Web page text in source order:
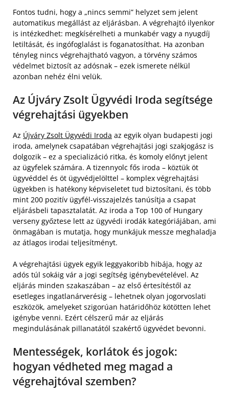
Fontos tudni, hogy a „nincs semmi” helyzet sem jelent
automatikus megállást az eljárásban. A végrehajtó ilyenkor
is intézkedhet: megkísérelheti a munkabér vagy a nyugdíj
letiltását, és ingófoglalást is foganatosíthat. Ha azonban
tényleg nincs végrehajtható vagyon, a törvény számos
védelmet biztosít az adósnak – ezek ismerete nélkül
azonban nehéz élni velük.
Az Újváry Zsolt Ügyvédi Iroda segítsége
végrehajtási ügyekben
Az Újváry Zsolt Ügyvédi Iroda az egyik olyan budapesti jogi
iroda, amelynek csapatában végrehajtási jogi szakjogász is
dolgozik – ez a specializáció ritka, és komoly előnyt jelent
az ügyfelek számára. A tizennyolc fős iroda – köztük öt
ügyvéddel és öt ügyvédjelölttel – komplex végrehajtási
ügyekben is hatékony képviseletet tud biztosítani, és több
mint 200 pozitív ügyfél-visszajelzés tanúsítja a csapat
eljárásbeli tapasztalatát. Az iroda a Top 100 of Hungary
verseny győztese lett az ügyvédi irodák kategóriájában, ami
önmagában is mutatja, hogy munkájuk messze meghaladja
az átlagos irodai teljesítményt.
A végrehajtási ügyek egyik leggyakoribb hibája, hogy az
adós túl sokáig vár a jogi segítség igénybevételével. Az
eljárás minden szakaszában – az első értesítéstől az
esetleges ingatlanárverésig – lehetnek olyan jogorvoslati
eszközök, amelyeket szigorúan határidőhöz kötötten lehet
igénybe venni. Ezért célszerű már az eljárás
megindulásának pillanatától szakértő ügyvédet bevonni.
Mentességek, korlátok és jogok:
hogyan védheted meg magad a
végrehajtóval szemben?